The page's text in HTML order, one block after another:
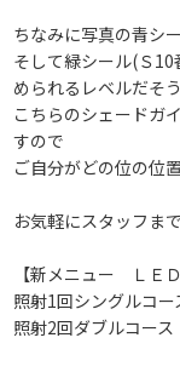
ちなみに写真の青シ
そして緑シール(Ｓ
められるレベルだそう
こちらのシェードガ
すので
ご自分がどの位の位
お気軽にスタッフま
【新メニュー ＬＥ
照射1回シングルコ
照射2回ダブルコ